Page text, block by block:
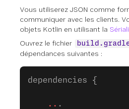
Vous utiliserez JSON comme
communiquer avec les clients.
objets Kotlin en utilisant la
Ouvrez le fichier
dépendances suivantes :
dependencies {
    ..
.